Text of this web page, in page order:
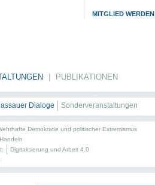
MITGLIED WERDEN
PUBLIKATIONEN
Dialoge Sonderveranstaltungen
Demokratie und politischer Extremismus
Digitalisierung und Arbeit 4.0